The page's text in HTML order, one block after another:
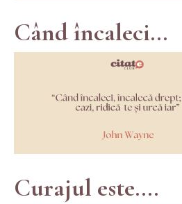
Când încaleci...
Curajul este....